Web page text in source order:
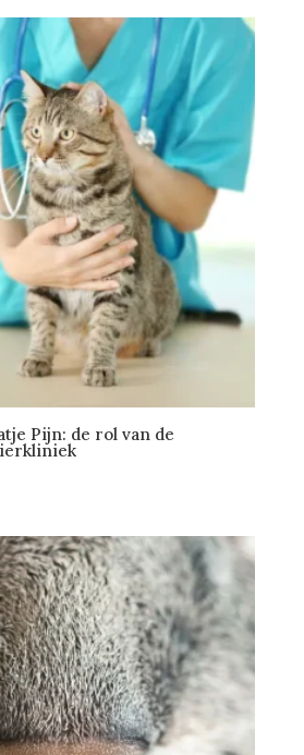
Pijn: de rol van de